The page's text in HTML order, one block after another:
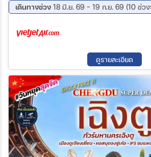
เดินทางช่วง 18 มิ.ย. 69 - 19 ก.ย. 69 (10 ช่ว
18 ส.ค.
25 ส.ค. 69 - 27 ส.ค. 69
27 ส.ค.
03 ก.ย.
10 ก.ย.
17 ก.ย.
ดูรายละเอียด